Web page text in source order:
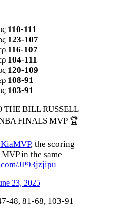
110-111
123-107
116-107
104-111
120-109
108-91
103-91
THE BILL RUSSELL
FINALS MVP 🏆
, the scoring
in the same
JP93jzjipu
23, 2025
48, 81-68, 103-91